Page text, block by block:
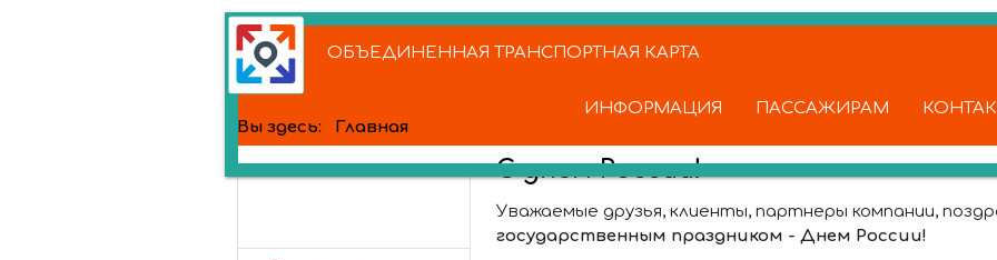
ОБЪЕДИНЕННАЯ ТРАНСПОРТНАЯ КАРТА
ИНФОРМАЦИЯ ПАССАЖИРАМ
Вы здесь: Главная
С днем России!
Уважаемые друзья, клиенты, партнеры компании,
государственным праздником - Днем России!